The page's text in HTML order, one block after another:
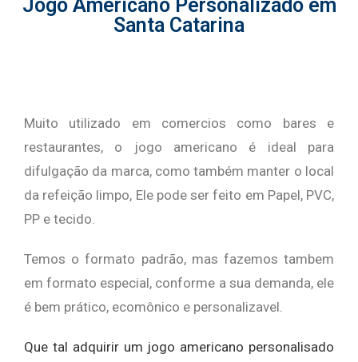
Jogo Americano Personalizado em
Santa Catarina
Muito utilizado em comercios como bares e
restaurantes, o jogo americano é ideal para
difulgação da marca, como também manter o local
da refeição limpo, Ele pode ser feito em Papel, PVC,
PP e tecido.
Temos o formato padrão, mas fazemos tambem
em formato especial, conforme a sua demanda, ele
é bem prático, ecomônico e personalizavel.
Que tal adquirir um jogo americano personalisado